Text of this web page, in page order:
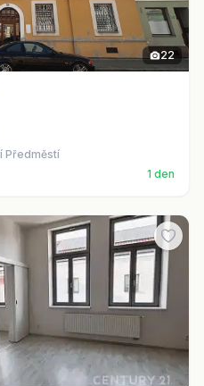
22
Předměstí
1 den